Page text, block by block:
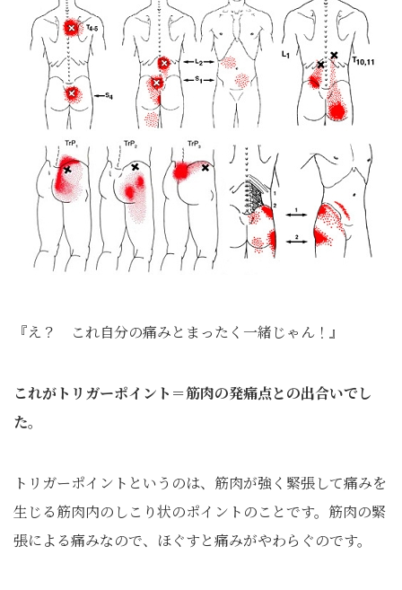
『え？ これ自分の痛みとまったく一緒じゃん！』
これがトリガーポイント＝筋肉の発痛点との出合いでし
た。
トリガーポイントというのは、筋肉が強く緊張して痛みを
生じる筋肉内のしこり状のポイントのことです。筋肉の緊
張による痛みなので、ほぐすと痛みがやわらぐのです。